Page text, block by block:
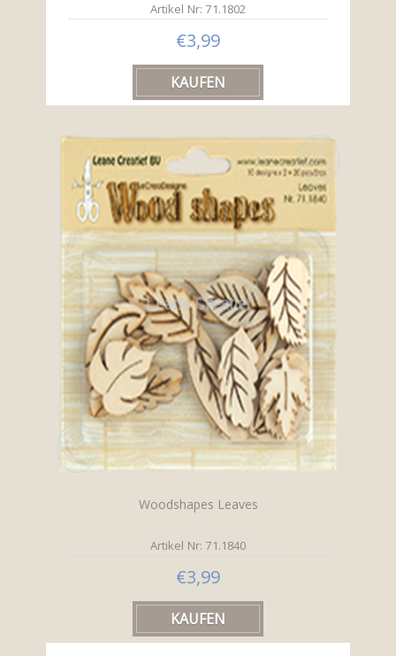
Artikel Nr: 71.1802
€3,99
Woodshapes Leaves
Artikel Nr: 71.1840
€3,99